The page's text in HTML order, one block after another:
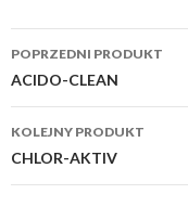
Post
navigation
POPRZEDNI PRODUKT
ACIDO-CLEAN
KOLEJNY PRODUKT
CHLOR-AKTIV